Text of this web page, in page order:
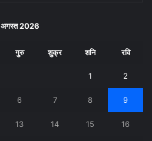
अगस्त 2026
गुरु शुक्र शनि रवि
1 2
6 7 8 9
13 14 15 16